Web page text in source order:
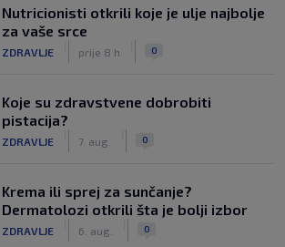
Nutricionisti otkrili koje je ulje najbolje
za vaše srce
ZDRAVLJE prije 8 h 0
Koje su zdravstvene dobrobiti
pistacija?
ZDRAVLJE 7. aug. 0
Krema ili sprej za sunčanje?
Dermatolozi otkrili šta je bolji izbor
ZDRAVLJE 6. aug. 0